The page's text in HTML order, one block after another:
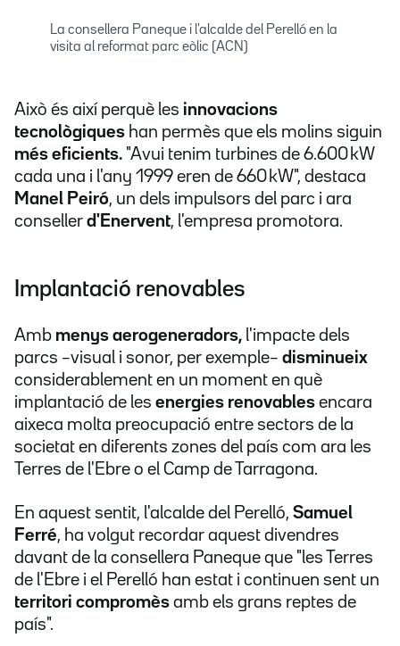
La consellera Paneque i l'alcalde del Perelló en la
visita al reformat parc eòlic (ACN)
Això és així perquè les innovacions
tecnològiques han permès que els molins siguin
més eficients. "Avui tenim turbines de 6.600 kW
cada una i l'any 1999 eren de 660 kW", destaca
Manel Peiró, un dels impulsors del parc i ara
conseller d'Enervent, l'empresa promotora.
Implantació renovables
Amb menys aerogeneradors, l'impacte dels
parcs –visual i sonor, per exemple– disminueix
considerablement en un moment en què
implantació de les energies renovables encara
aixeca molta preocupació entre sectors de la
societat en diferents zones del país com ara les
Terres de l'Ebre o el Camp de Tarragona.
En aquest sentit, l'alcalde del Perelló, Samuel
Ferré, ha volgut recordar aquest divendres
davant de la consellera Paneque que "les Terres
de l'Ebre i el Perelló han estat i continuen sent un
territori compromès amb els grans reptes de
país".